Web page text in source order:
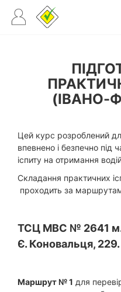
(ІВАНО-
Цей курс розроблений
впевнено і безпечно під
іспиту на отримання
Складання практичних
проходить за
ТСЦ МВС № 2641 м.
Є. Коновальця, 229.
Маршрут № 1 для